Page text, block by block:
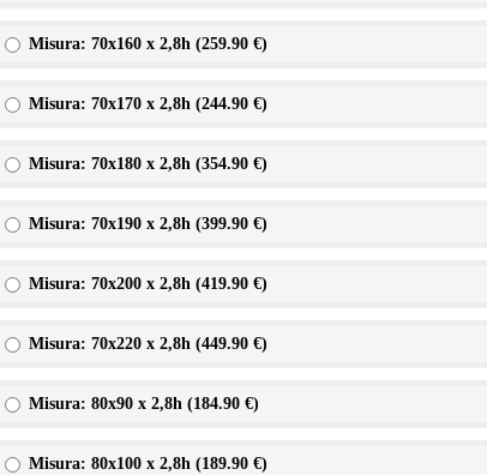
Misura: 70x160 x 2,8h (259.90 €)
Misura: 70x170 x 2,8h (244.90 €)
Misura: 70x180 x 2,8h (354.90 €)
Misura: 70x190 x 2,8h (399.90 €)
Misura: 70x200 x 2,8h (419.90 €)
Misura: 70x220 x 2,8h (449.90 €)
Misura: 80x90 x 2,8h (184.90 €)
Misura: 80x100 x 2,8h (189.90 €)